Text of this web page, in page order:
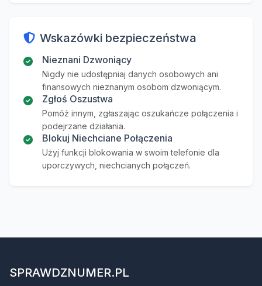
Wskazówki bezpieczeństwa
Nieznani Dzwoniący
Nigdy nie udostępniaj danych osobowych ani
finansowych nieznanym osobom dzwoniącym.
Zgłoś Oszustwa
Pomóż innym, zgłaszając oszukańcze połączenia i
podejrzane działania.
Blokuj Niechciane Połączenia
Użyj funkcji blokowania w swoim telefonie dla
uporczywych, niechcianych połączeń.
SPRAWDZNUMER.PL